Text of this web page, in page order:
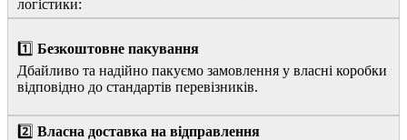
логістики:
1️⃣ Безкоштовне пакування
Дбайливо та надійно пакуємо замовлення у власні коробки
відповідно до стандартів перевізників.
2️⃣ Власна доставка на відправлення